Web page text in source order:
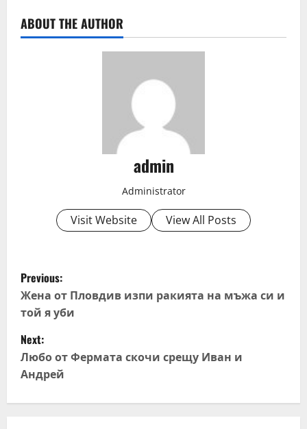
ABOUT THE AUTHOR
admin
Administrator
Visit Website View All Posts
P
o
s
t
n
Previous:
Жена от Пловдив изпи ракията на мъжа си и
той я уби
Next:
Любо от Фермата скочи срещу Иван и
Андрей